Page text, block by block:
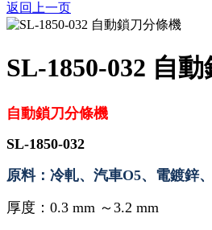
返回上一页
SL-1850-032 自
自動鎖刀分條機
SL-1850-032
原料：冷軋、汽車O5、電鍍鋅
厚度： 0.3 mm ～3.2 mm